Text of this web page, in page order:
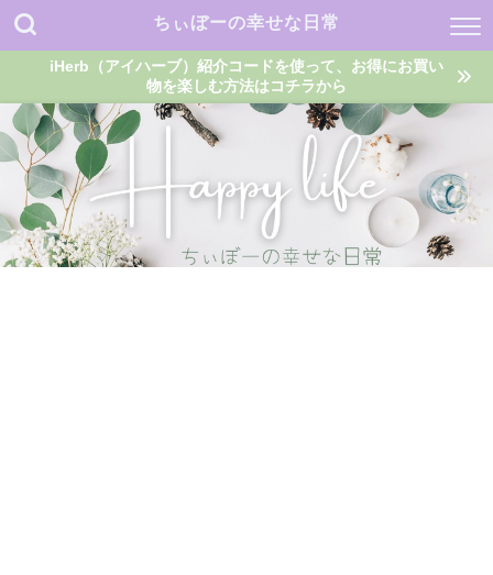
ちぃぼーの幸せな日常
iHerb（アイハーブ）紹介コードを使って、お得にお買い
物を楽しむ方法はコチラから